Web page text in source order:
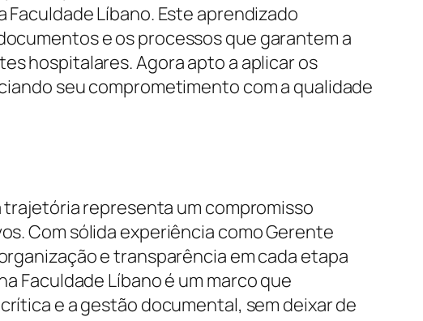
Faculdade Líbano. Este aprendizado
e os processos que garantem a
hospitalares. Agora apto a aplicar os
seu comprometimento com a qualidade
trajetória representa um compromisso
Com sólida experiência como Gerente
e transparência em cada etapa
Faculdade Líbano é um marco que
e a gestão documental, sem deixar de